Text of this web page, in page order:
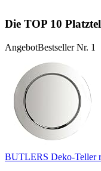
Die TOP 10
AngebotBestseller Nr. 1
BUTLERS Deko-Teller